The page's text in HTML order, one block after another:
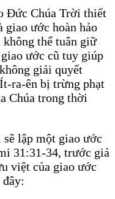
Đức Chúa Trời thiết
giao ước hoàn hảo
không thể tuân giữ
ước cũ tuy giúp
giải quyết
ra-ên bị trừng phạt
Chúa trong thời
lập một giao ước
31:31-34, trước giả
việt của giao ước